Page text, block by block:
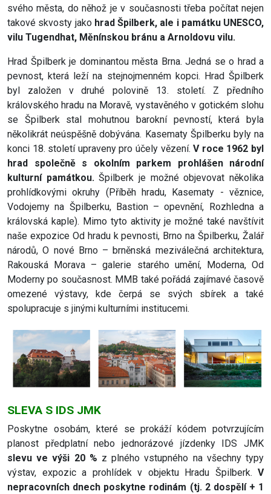
svého města, do něhož je v současnosti třeba počítat nejen
takové skvosty jako hrad Špilberk, ale i památku UNESCO,
vilu Tugendhat, Měnínskou bránu a Arnoldovu vilu.
Hrad Špilberk je dominantou města Brna. Jedná se o hrad a
pevnost, která leží na stejnojmenném kopci. Hrad Špilberk
byl založen v druhé polovině 13. století. Z předního
královského hradu na Moravě, vystavěného v gotickém slohu
se Špilberk stal mohutnou barokní pevností, která byla
několikrát neúspěšně dobývána. Kasematy Špilberku byly na
konci 18. století upraveny pro účely vězení.V roce 1962 byl
hrad společně s okolním parkem prohlášen národní
kulturní památkou.Špilberk je možné objevovat několika
prohlídkovými okruhy (Příběh hradu, Kasematy - věznice,
Vodojemy na Špilberku, Bastion – opevnění, Rozhledna a
královská kaple). Mimo tyto aktivity je možné také navštívit
naše expozice Od hradu k pevnosti, Brno na Špilberku, Žalář
národů, O nové Brno – brněnská meziválečná architektura,
Rakouská Morava – galerie starého umění, Moderna, Od
Moderny po současnost. MMB také pořádá zajímavé časově
omezené výstavy, kde čerpá se svých sbírek a také
spolupracuje s jinými kulturními institucemi.
SLEVA S IDS JMK
Poskytne osobám, které se prokáží kódem potvrzujícím
planost předplatní nebo jednorázové jízdenky IDS JMK
slevu ve výši 20 % z plného vstupného na všechny typy
výstav, expozic a prohlídek v objektu Hradu Špilberk. V
nepracovních dnech poskytne rodinám (tj. 2 dospělí + 1